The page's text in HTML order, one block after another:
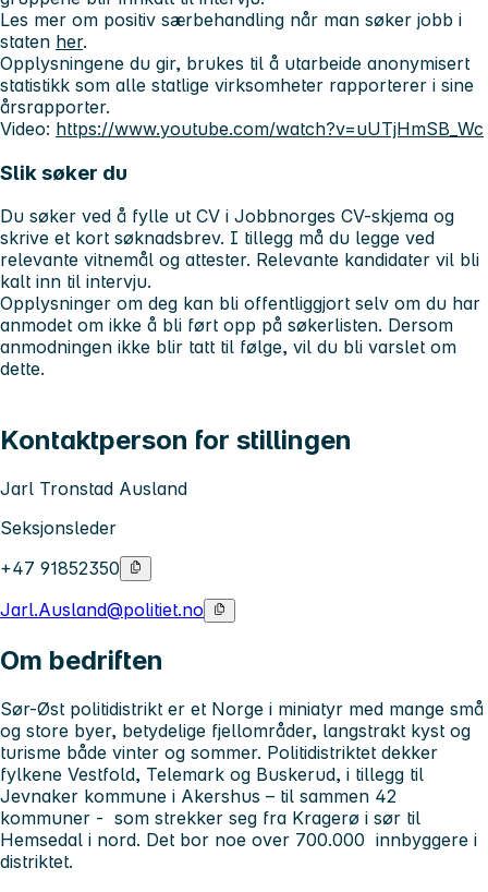
Les mer om positiv særbehandling når man søker jobb i
staten her.
Opplysningene du gir, brukes til å utarbeide anonymisert
statistikk som alle statlige virksomheter rapporterer i sine
årsrapporter.
Video: https://www.youtube.com/watch?v=uUTjHmSB_Wc
Slik søker du
Du søker ved å fylle ut CV i Jobbnorges CV-skjema og
skrive et kort søknadsbrev. I tillegg må du legge ved
relevante vitnemål og attester. Relevante kandidater vil bli
kalt inn til intervju.
Opplysninger om deg kan bli offentliggjort selv om du har
anmodet om ikke å bli ført opp på søkerlisten. Dersom
anmodningen ikke blir tatt til følge, vil du bli varslet om
dette.
Kontaktperson for stillingen
Jarl Tronstad Ausland
Seksjonsleder
+47 91852350
Jarl.Ausland@politiet.no
Om bedriften
Sør-Øst politidistrikt er et Norge i miniatyr med mange små
og store byer, betydelige fjellområder, langstrakt kyst og
turisme både vinter og sommer. Politidistriktet dekker
fylkene Vestfold, Telemark og Buskerud, i tillegg til
Jevnaker kommune i Akershus – til sammen 42
kommuner - som strekker seg fra Kragerø i sør til
Hemsedal i nord. Det bor noe over 700.000 innbyggere i
distriktet.